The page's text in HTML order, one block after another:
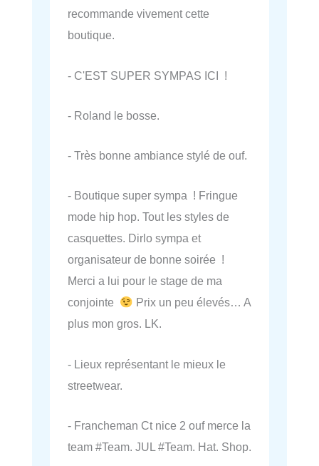
recommande vivement cette
boutique.
- C'EST SUPER SYMPAS ICI !
- Roland le bosse.
- Très bonne ambiance stylé de ouf.
- Boutique super sympa ! Fringue
mode hip hop. Tout les styles de
casquettes. Dirlo sympa et
organisateur de bonne soirée !
Merci a lui pour le stage de ma
conjointe
Prix un peu élevés… A
plus mon gros. LK.
- Lieux représentant le mieux le
streetwear.
- Francheman Ct nice 2 ouf merce la
team #Team. JUL #Team. Hat. Shop.